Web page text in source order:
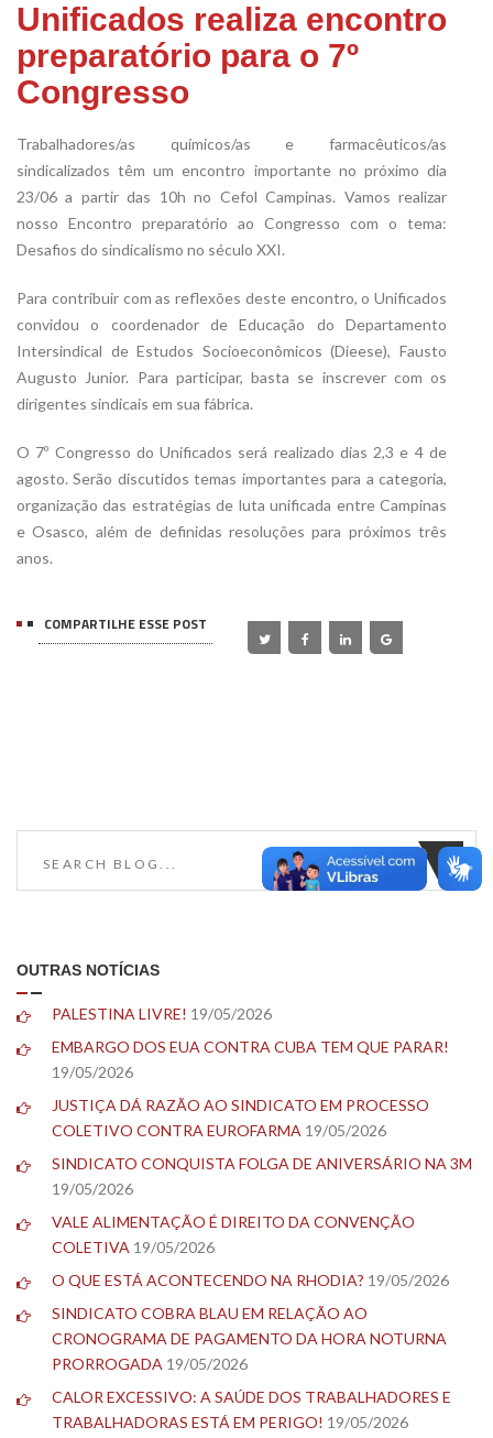
Unificados realiza encontro
preparatório para o 7º
Congresso
Trabalhadores/as químicos/as e farmacêuticos/as
sindicalizados têm um encontro importante no próximo dia
23/06 a partir das 10h no Cefol Campinas. Vamos realizar
nosso Encontro preparatório ao Congresso com o tema:
Desafios do sindicalismo no século XXI.
Para contribuir com as reflexões deste encontro, o Unificados
convidou o coordenador de Educação do Departamento
Intersindical de Estudos Socioeconômicos (Dieese), Fausto
Augusto Junior. Para participar, basta se inscrever com os
dirigentes sindicais em sua fábrica.
O 7º Congresso do Unificados será realizado dias 2,3 e 4 de
agosto. Serão discutidos temas importantes para a categoria,
organização das estratégias de luta unificada entre Campinas
e Osasco, além de definidas resoluções para próximos três
anos.
COMPARTILHE ESSE POST
OUTRAS NOTÍCIAS
PALESTINA LIVRE! 19/05/2026
EMBARGO DOS EUA CONTRA CUBA TEM QUE PARAR!
19/05/2026
JUSTIÇA DÁ RAZÃO AO SINDICATO EM PROCESSO
COLETIVO CONTRA EUROFARMA 19/05/2026
SINDICATO CONQUISTA FOLGA DE ANIVERSÁRIO NA 3M
19/05/2026
VALE ALIMENTAÇÃO É DIREITO DA CONVENÇÃO
COLETIVA 19/05/2026
O QUE ESTÁ ACONTECENDO NA RHODIA? 19/05/2026
SINDICATO COBRA BLAU EM RELAÇÃO AO
CRONOGRAMA DE PAGAMENTO DA HORA NOTURNA
PRORROGADA 19/05/2026
CALOR EXCESSIVO: A SAÚDE DOS TRABALHADORES E
TRABALHADORAS ESTÁ EM PERIGO! 19/05/2026